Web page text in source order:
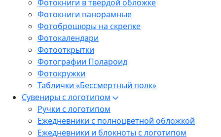
Фотокниги в твердой обложке
Фотокниги панорамные
Фотоброшюры на скрепке
Фотокалендари
Фотооткрытки
Фотографии Полароид
Фотокружки
Таблички «Бессмертный полк»
Сувениры с логотипом
Ручки с логотипом
Ежедневники с полноцветной обложкой
Ежедневники и блокноты с логотипом